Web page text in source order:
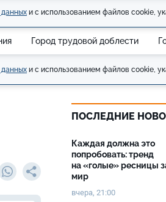
и с использованием файлов cookie,
Город трудовой доблести
и с использованием файлов cookie,
ПОСЛЕДНИЕ
Каждая должна это
попробовать: тренд
на «голые» ресницы
мир
вчера, 21:00